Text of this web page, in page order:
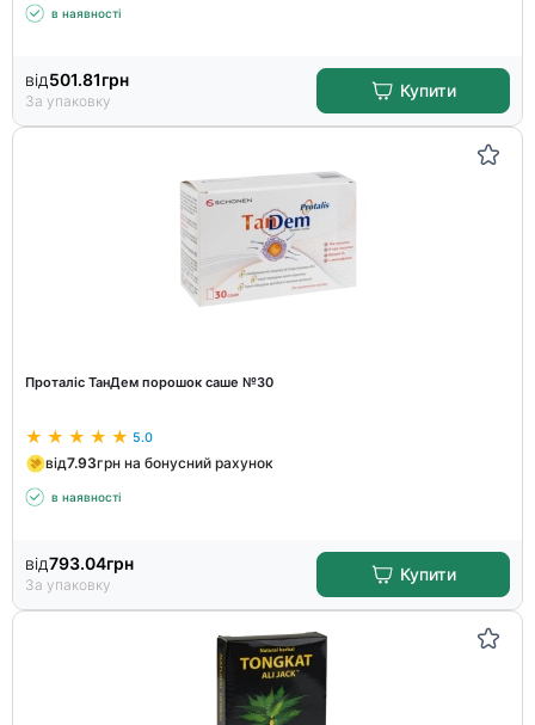
в наявності
від501.81грн
За упаковку
Купити
Проталіс ТанДем порошок саше №30
5.0
від7.93грн на бонусний рахунок
в наявності
від793.04грн
За упаковку
Купити